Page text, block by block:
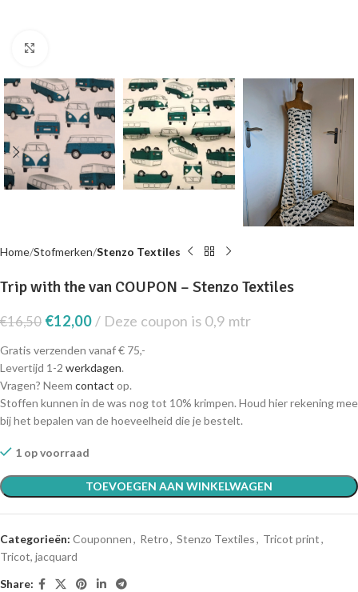
Home Stofmerken Stenzo Textiles
Trip with the van COUPON – Stenzo Textiles
€16,50 €12,00 Deze coupon is 0,9 mtr
Gratis verzenden vanaf € 75,-
Levertijd 1-2 werkdagen.
Vragen? Neem contact op.
Stoffen kunnen in de was nog tot 10% krimpen. Houd hier rekening mee
bij het bepalen van de hoeveelheid die je bestelt.
1 op voorraad
TOEVOEGEN AAN WINKELWAGEN
Categorieën: Couponnen, Retro, Stenzo Textiles, Tricot print,
Tricot, jacquard
Share: